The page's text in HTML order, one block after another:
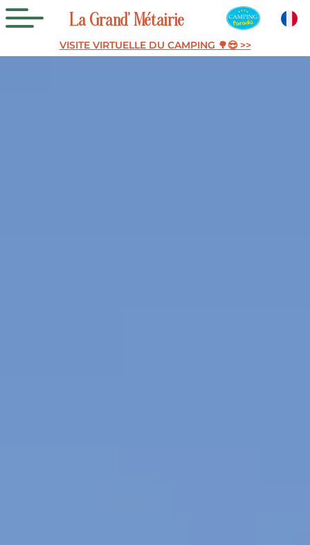
VISITE VIRTUELLE DU CAMPING 🌳😎 >>
La Grand’ Métairie